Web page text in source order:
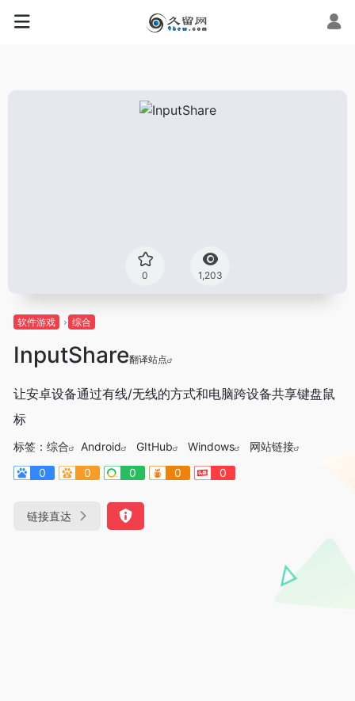
0 1,203
软件游戏 综合
InputShare翻译站点
让安卓设备通过有线/无线的方式和电脑跨设备共享键盘鼠
标
标签： 综合 Android GItHub Windows
网站链接
0
0 0 0 0
链接直达